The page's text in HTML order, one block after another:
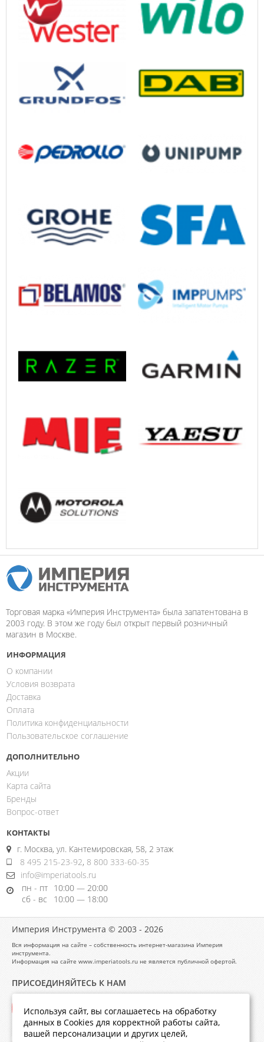
Торговая марка «Империя Инструмента» была запатентована в
2003 году. В этом же году был открыт первый розничный
магазин в Москве.
ИНФОРМАЦИЯ
О компании
Условия возврата
Доставка
Оплата
Политика конфиденциальности
Пользовательское соглашение
ДОПОЛНИТЕЛЬНО
Акции
Карта сайта
Бренды
Вопрос-ответ
КОНТАКТЫ
г. Москва, ул. Кантемировская, 58, 2 этаж
8 495 215-23-92, 8 800 333-60-35
info@imperiatools.ru
пн - пт 10:00 — 20:00
сб - вс
10:00 — 18:00
Империя Инструмента © 2003 - 2026
Вся информация на сайте – собственность интернет-магазина Империя
инструмента.
Информация на сайте www.imperiatools.ru не является публичной офертой.
ПРИСОЕДИНЯЙТЕСЬ К НАМ
Используя сайт, вы соглашаетесь на обработку
данных в Cookies для корректной работы сайта,
вашей персонализации и других целей,